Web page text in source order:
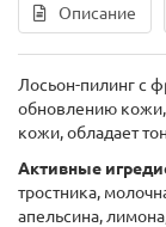
Описание
Лосьон-пилинг с
обновлению
кожи, обладает
Активные
тростника,
апельсина,